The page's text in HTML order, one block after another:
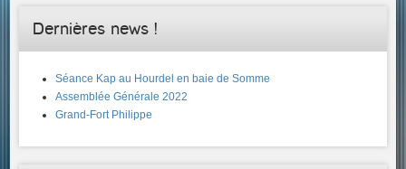
Dernières news !
Séance Kap au Hourdel en baie de Somme
Assemblée Générale 2022
Grand-Fort Philippe